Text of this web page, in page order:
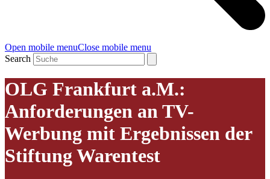
Open mobile menuClose mobile menu
Search
OLG Frankfurt a.M.:
Anforderungen an TV-
Werbung mit Ergebnissen der
Stiftung Warentest